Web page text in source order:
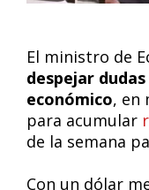
El ministro de
despejar
económico, en
para acumular
de la semana
Con un dólar